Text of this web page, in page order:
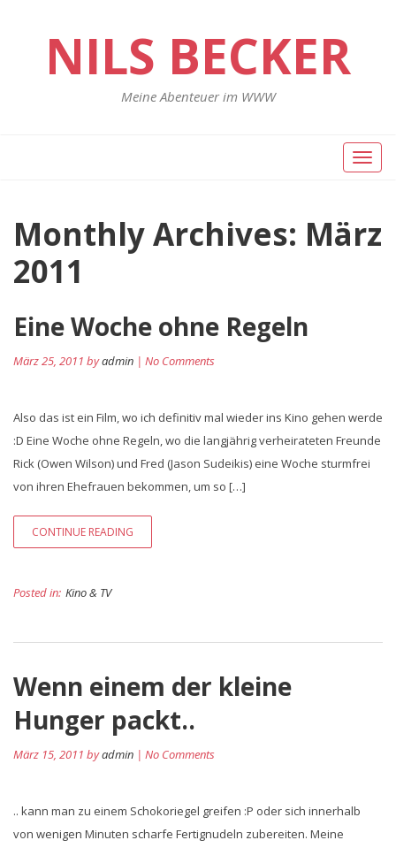
NILS BECKER
Meine Abenteuer im WWW
Toggle
Monthly Archives: März
2011
Eine Woche ohne Regeln
März 25, 2011 byadmin | No Comments
Also das ist ein Film, wo ich definitiv mal wieder ins Kino gehen werde
:D Eine Woche ohne Regeln, wo die langjährig verheirateten Freunde
Rick (Owen Wilson) und Fred (Jason Sudeikis) eine Woche sturmfrei
von ihren Ehefrauen bekommen, um so […]
CONTINUE READING
Posted in: Kino & TV
Wenn einem der kleine
Hunger packt..
März 15, 2011 byadmin | No Comments
.. kann man zu einem Schokoriegel greifen :P oder sich innerhalb
von wenigen Minuten scharfe Fertignudeln zubereiten. Meine